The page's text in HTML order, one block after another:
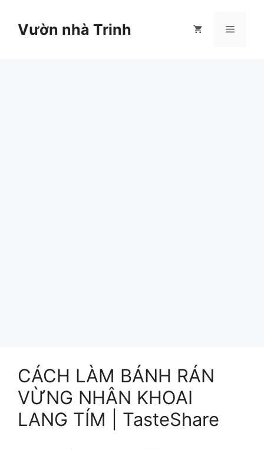
Vườn nhà Trinh Menu
CÁCH LÀM BÁNH RÁN
VỪNG NHÂN KHOAI
LANG TÍM | TasteShare